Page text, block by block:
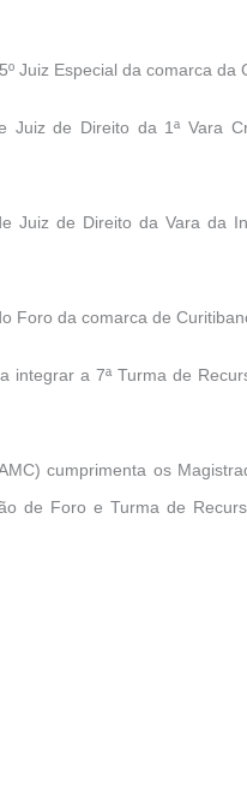
Juiz Especial da comarca da
Juiz de Direito da 1ª Vara
Juiz de Direito da Vara da
Foro da comarca de
integrar a 7ª Turma de
cumprimenta os
de Foro e Turma de